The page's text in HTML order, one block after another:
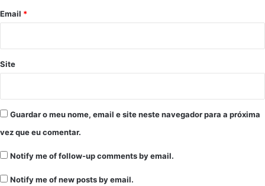
*
Email *
Site
Guardar o meu nome, email e site neste navegador para a próxima
vez que eu comentar.
Notify me of follow-up comments by email.
Notify me of new posts by email.